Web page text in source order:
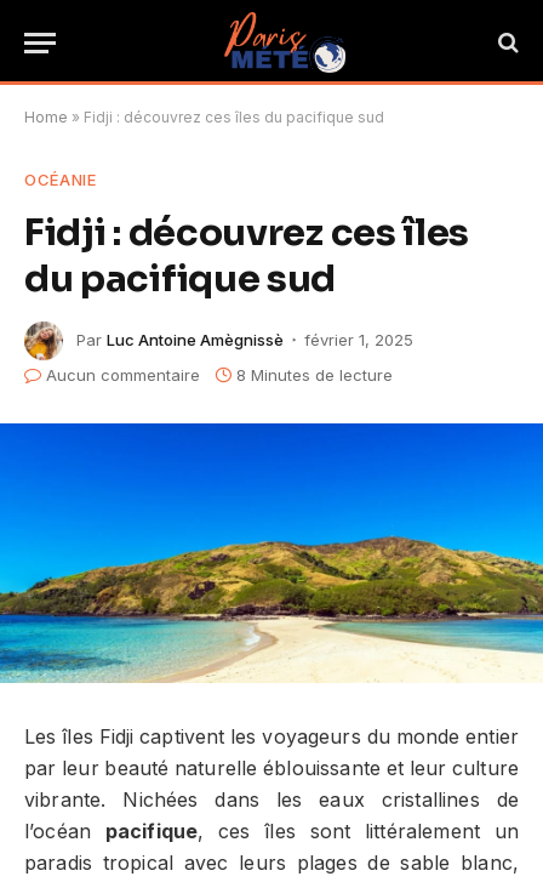
Home » Fidji : découvrez ces îles du pacifique sud
OCÉANIE
Fidji : découvrez ces îles
du pacifique sud
Par Luc Antoine Amègnissè
février 1, 2025
Aucun commentaire
8 Minutes de lecture
Les îles Fidji captivent les voyageurs du monde entier
par leur beauté naturelle éblouissante et leur culture
vibrante. Nichées dans les eaux cristallines de
l’océan pacifique, ces îles sont littéralement un
paradis tropical avec leurs plages de sable blanc,